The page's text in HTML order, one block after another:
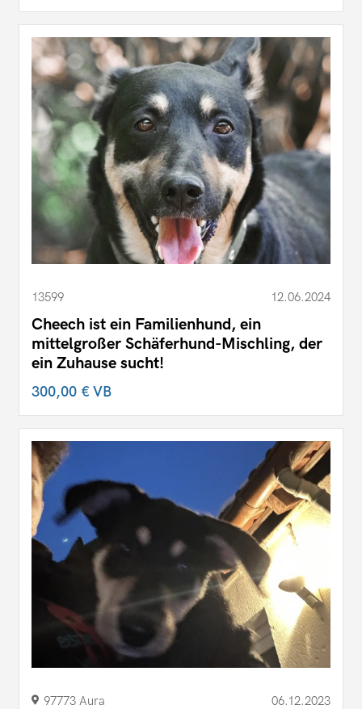
13599 12.06.2024
Cheech ist ein Familienhund, ein
mittelgroßer Schäferhund-Mischling, der
ein Zuhause sucht!
300,00 €VB
97773 Aura 06.12.2023